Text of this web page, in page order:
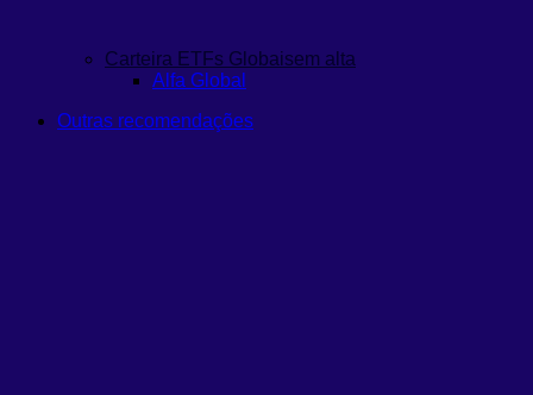
Carteira ETFs Globaisem alta
Alfa Global
Outras recomendações